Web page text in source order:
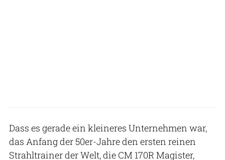
Dass es gerade ein kleineres Unternehmen war,
das Anfang der 50er-Jahre den ersten reinen
Strahltrainer der Welt, die CM 170R Magister,